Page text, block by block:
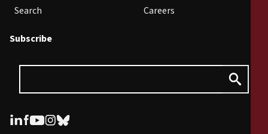
Search
Careers
Subscribe